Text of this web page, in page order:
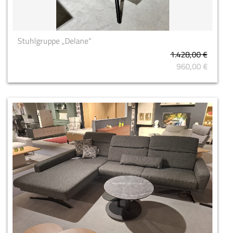
Stuhlgruppe „Delane“
1.428,00 €
960,00 €